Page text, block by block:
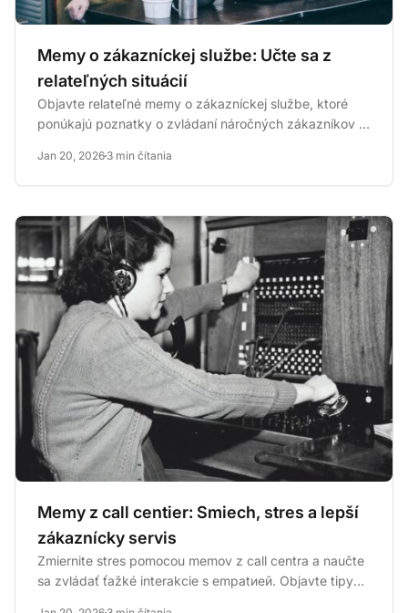
Memy o zákazníckej službe: Učte sa z
relateľných situácií
Objavte relateľné memy o zákazníckej službe, ktoré
ponúkajú poznatky o zvládaní náročných zákazníkov a
Jan 20, 2026 3 min čítania
Memy z call centier: Smiech, stres a lepší
zákaznícky servis
Zmiernite stres pomocou memov z call centra a naučte
sa zvládať ťažké interakcie s empatией. Objavte tipy